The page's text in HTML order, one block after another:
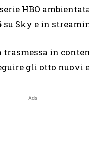
HBO
su Sky e in
trasmessa in
gli otto nuovi
Ads